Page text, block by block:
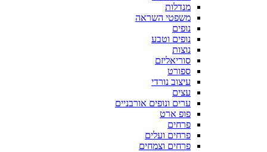
מנדלות
משפטי השראה
נופים
נופים וטבע
נוצות
סוריאליזם
ספורט
עיצוב נורדי
עצים
ערים ונופים אורבניים
פופ ארט
פרחים
פרחים ועלים
פרחים וצמחים